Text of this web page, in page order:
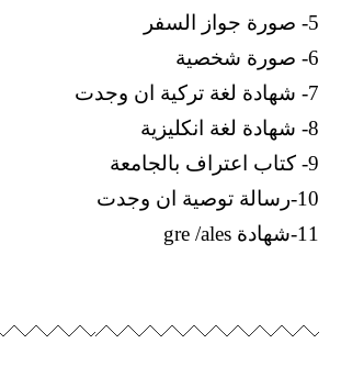
5- صورة جواز السفر
6- صورة شخصية
7- شهادة لغة تركية ان وجدت
8- شهادة لغة انكليزية
9- كتاب اعتراف بالجامعة
10-رسالة توصية ان وجدت
11-شهادة gre /ales